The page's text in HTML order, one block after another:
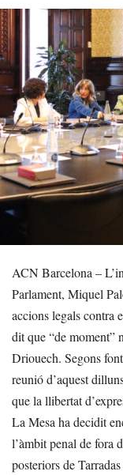
ACN Barcelona –
Parlament, Miquel
accions legals contra
dit que “de moment”
Driouech. Segons
reunió d’aquest
que la llibertat
La Mesa ha decidit
l’àmbit penal de fora
posteriors de